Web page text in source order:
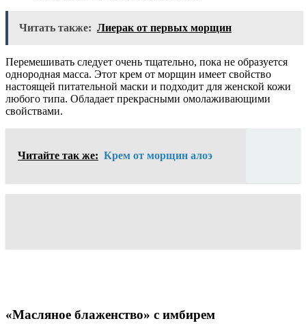
Читать также: Лиерак от первых морщин
Перемешивать следует очень тщательно, пока не образуется
однородная масса. Этот крем от морщин имеет свойство
настоящей питательной маски и подходит для женской кожи
любого типа. Обладает прекрасными омолаживающими
свойствами.
Читайте так же: Крем от морщин алоэ
«Масляное блаженство» с имбирем